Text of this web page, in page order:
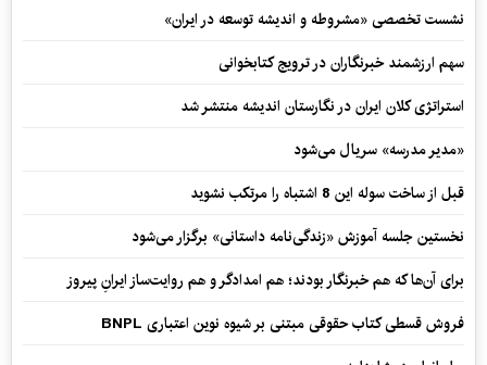
نشست تخصصی «مشروطه و اندیشه توسعه در ایران»
سهم ارزشمند خبرنگاران در ترویج کتابخوانی
استراتژی کلان ایران در نگارستان اندیشه منتشر شد
«مدیر مدرسه» سریال می‌شود
قبل از ساخت سوله این 8 اشتباه را مرتکب نشوید
نخستین جلسه آموزش «زندگی‌نامه‌ داستانی» برگزار می‌شود
برای آن‌ها که هم خبرنگار بودند؛ هم امدادگر و هم‌ روایت‌ساز ایرانِ پیروز
فروش قسطی کتاب حقوقی مبتنی بر شیوه نوین اعتباری BNPL